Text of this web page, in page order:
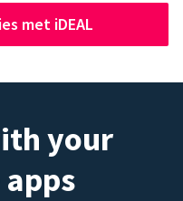
met iDEAL
your